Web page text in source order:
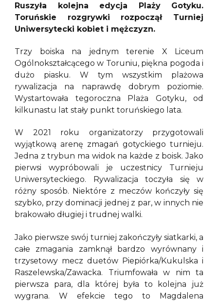
Ruszyła kolejna edycja Plaży Gotyku.
Toruńskie rozgrywki rozpoczął Turniej
Uniwersytecki kobiet i mężczyzn.
Trzy boiska na jednym terenie X Liceum
Ogólnokształcącego w Toruniu, piękna pogoda i
dużo piasku. W tym wszystkim plażowa
rywalizacja na naprawdę dobrym poziomie.
Wystartowała tegoroczna Plaża Gotyku, od
kilkunastu lat stały punkt toruńskiego lata.
W 2021 roku organizatorzy przygotowali
wyjątkową arenę zmagań gotyckiego turnieju.
Jedna z trybun ma widok na każde z boisk. Jako
pierwsi wypróbowali je uczestnicy Turnieju
Uniwersyteckiego. Rywalizacja toczyła się w
różny sposób. Niektóre z meczów kończyły się
szybko, przy dominacji jednej z par, w innych nie
brakowało długiej i trudnej walki.
Jako pierwsze swój turniej zakończyły siatkarki, a
całe zmagania zamknął bardzo wyrównany i
trzysetowy mecz duetów Piepiórka/Kukulska i
Raszelewska/Zawacka. Triumfowała w nim ta
pierwsza para, dla której była to kolejna już
wygrana. W efekcie tego to Magdalena